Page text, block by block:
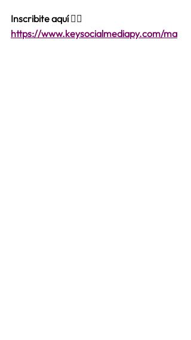
Inscribite aquí 👉🏻
https://www.keysocialmediapy.com/ma